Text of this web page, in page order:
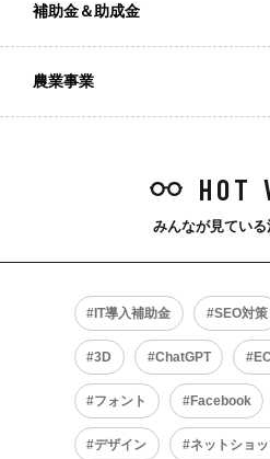
補助金＆助成金
農業事業
HOT
みんなが見ている
IT導入補助金 SEO対策
3D ChatGPT
フォント Facebook
デザイン ネットショ